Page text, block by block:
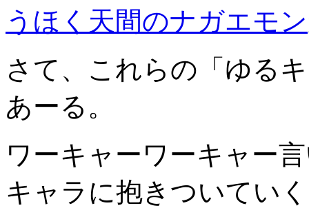
うほく天間のナガエモン
さて、これらの「ゆる
あーる。
ワーキャーワーキャー
キャラに抱きついてい